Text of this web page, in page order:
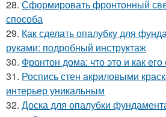
28. Сформировать фронтонный
способа
29. Как сделать опалубку для
руками: подробный инструктаж
30. Фронтон дома: что это и как
31. Роспись стен акриловыми
интерьер уникальным
32. Доска для опалубки